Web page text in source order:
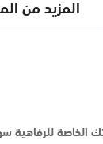
الخاصة
المزيد من